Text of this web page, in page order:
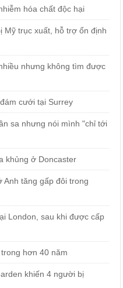
hóa chất độc hại
Mỹ trục xuất, hỗ trợ ổn định
nhưng không tìm được
cưới tại Surrey
sa nhưng nói mình "chỉ tới
khủng ở Doncaster
Anh tăng gấp đôi trong
London, sau khi được cấp
hơn 40 năm
khiến 4 người bị